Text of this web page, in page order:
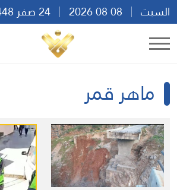
السبت
12:14
ماهر قمر